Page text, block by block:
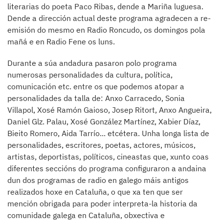
literarias do poeta Paco Ribas, dende a Mariña luguesa.
Dende a dirección actual deste programa agradecen a re-
emisión do mesmo en Radio Roncudo, os domingos pola
mañá e en Radio Fene os luns.
Durante a súa andadura pasaron polo programa
numerosas personalidades da cultura, política,
comunicación etc. entre os que podemos atopar a
personalidades da talla de: Anxo Carracedo, Sonia
Villapol, Xosé Ramón Gaioso, Josep Ritort, Anxo Angueira,
Daniel Glz. Palau, Xosé González Martínez, Xabier Díaz,
Bieito Romero, Aida Tarrío... etcétera. Unha longa lista de
personalidades, escritores, poetas, actores, músicos,
artistas, deportistas, políticos, cineastas que, xunto coas
diferentes seccións do programa configuraron a andaina
dun dos programas de radio en galego máis antigos
realizados hoxe en Cataluña, o que xa ten que ser
mención obrigada para poder interpreta-la historia da
comunidade galega en Cataluña, obxectiva e